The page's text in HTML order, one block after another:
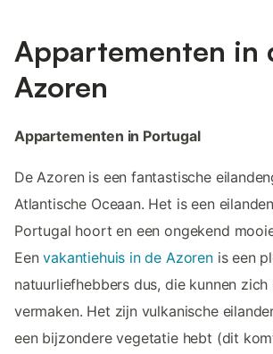
Appartementen in
Azoren
Appartementen in Portugal
De Azoren is een fantastische
Atlantische Oceaan. Het is een
Portugal hoort en een ongekend
Eenvakantiehuis in de Azorenis een
natuurliefhebbers dus, die kunnen
vermaken. Het zijn vulkanische
een bijzondere vegetatie hebt (dit